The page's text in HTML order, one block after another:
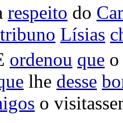
respeito do
tribuno Lísias
ordenou que
lhe desse
o